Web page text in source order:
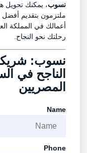
نسوب، يمكنك تحويل
ملتزمون بتقديم أفضل
أعمالك في المملكة
رحلتك نحو النجاح.
نسوب: شريكك
الناجح في
المصريين
Name
Phone